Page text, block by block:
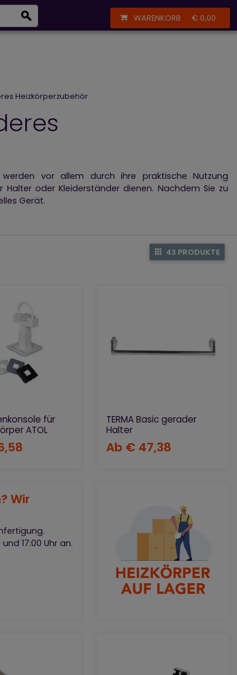
+43 664 356 13 61 WARENKORB € 0,00
Heizkörperzubehör
vor allem durch ihre praktische Nutzung
oder Kleiderständer dienen. Nachdem Sie zu
Gerät.
Stil
. Es kann einfach an der Heizkörper
einrichten.
43 PRODUKTE
für
ATOL
TERMA Basic gerader
Halter
Ab € 47,38
Wir
17:00 Uhr an.